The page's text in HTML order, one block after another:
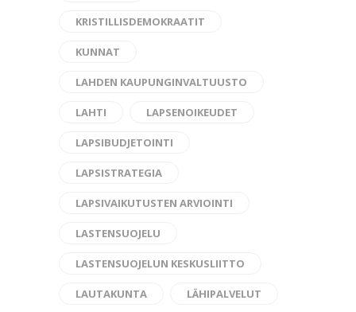
KRISTILLISDEMOKRAATIT
KUNNAT
LAHDEN KAUPUNGINVALTUUSTO
LAHTI LAPSENOIKEUDET
LAPSIBUDJETOINTI
LAPSISTRATEGIA
LAPSIVAIKUTUSTEN ARVIOINTI
LASTENSUOJELU
LASTENSUOJELUN KESKUSLIITTO
LAUTAKUNTA LÄHIPALVELUT